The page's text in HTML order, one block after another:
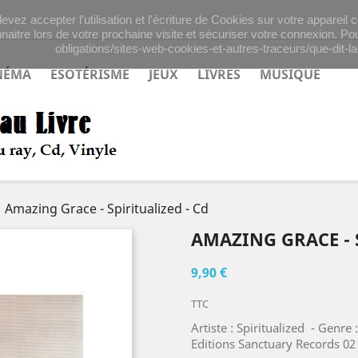
accepter l’utilisation et l'écriture de Cookies sur votre
lors de votre prochaine visite et sécuriser votre connexion.
obligations/sites-web-cookies-et-autres-traceurs/que-dit-
ESOTÉRISME JEUX LIVRES MUSIQUE
Amazing Grace - Spiritualized - Cd
AMAZING GRACE -
9,90 €
TTC
Artiste : Spiritualized - Genre
Editions Sanctuary Records 02